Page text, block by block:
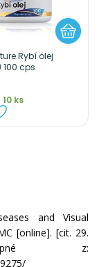
Rybí olej
cps
ks
and Visual
[online]. [cit. 29.
z: